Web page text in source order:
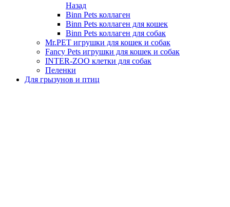
Назад
Binn Pets коллаген
Binn Pets коллаген для кошек
Binn Pets коллаген для собак
Mr.PET игрушки для кошек и собак
Fancy Pets игрушки для кошек и собак
INTER-ZOO клетки для собак
Пеленки
Для грызунов и птиц